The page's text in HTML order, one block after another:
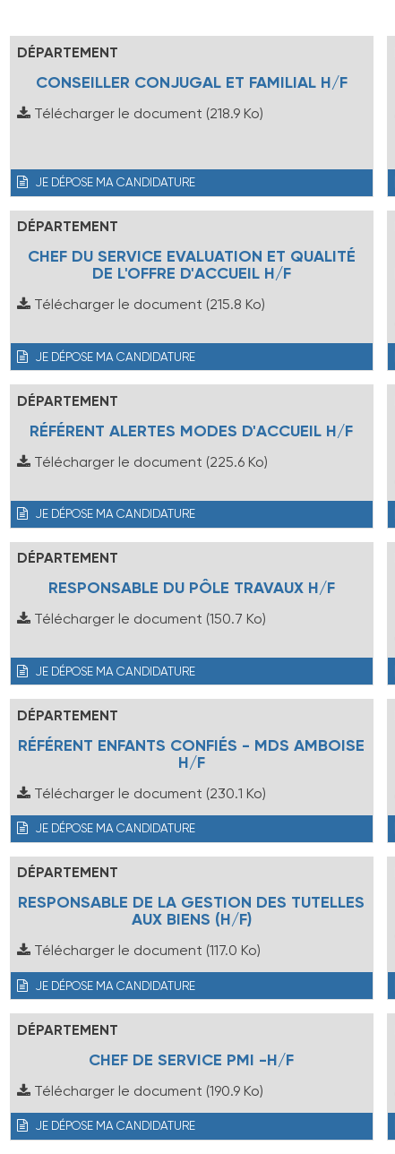
DÉPARTEMENT
CONSEILLER CONJUGAL ET FAMILIAL H/F
Télécharger le document (218.9 Ko)
JE DÉPOSE MA CANDIDATURE
DÉPARTEMENT
CHEF DU SERVICE EVALUATION ET QUALITÉ
DE L'OFFRE D'ACCUEIL H/F
Télécharger le document (215.8 Ko)
JE DÉPOSE MA CANDIDATURE
DÉPARTEMENT
RÉFÉRENT ALERTES MODES D'ACCUEIL H/F
Télécharger le document (225.6 Ko)
JE DÉPOSE MA CANDIDATURE
DÉPARTEMENT
RESPONSABLE DU PÔLE TRAVAUX H/F
Télécharger le document (150.7 Ko)
JE DÉPOSE MA CANDIDATURE
DÉPARTEMENT
RÉFÉRENT ENFANTS CONFIÉS - MDS AMBOISE
H/F
Télécharger le document (230.1 Ko)
JE DÉPOSE MA CANDIDATURE
DÉPARTEMENT
RESPONSABLE DE LA GESTION DES TUTELLES
AUX BIENS (H/F)
Télécharger le document (117.0 Ko)
JE DÉPOSE MA CANDIDATURE
DÉPARTEMENT
CHEF DE SERVICE PMI -H/F
Télécharger le document (190.9 Ko)
JE DÉPOSE MA CANDIDATURE